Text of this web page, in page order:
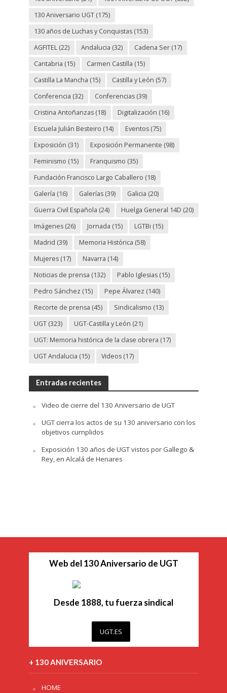
130 Aniversario UGT(175)
130 años de Luchas y Conquistas(153)
AGFITEL(22) Andalucia (32) Cadena Ser(17)
Cantabria (15) Carmen Castilla (15)
Castilla La Mancha (15) Castilla y León (57)
Conferencia (32) Conferencias(39)
Cristina Antoñanzas(18) Digitalización (16)
Escuela Julián Besteiro (14) Eventos(75)
Exposición (31) Exposición Permanente (98)
Feminismo (15) Franquismo (35)
Fundación Francisco Largo Caballero (18)
Galería (16) Galerías(39) Galicia (20)
Guerra Civil Española (24) Huelga General 14D (20)
Imágenes(26) Jornada (15) LGTBi (15)
Madrid (39) Memoria Histórica (58)
Mujeres(17) Navarra (14)
Noticias de prensa (132) Pablo Iglesias(15)
Pedro Sánchez (15) Pepe Álvarez (140)
Recorte de prensa (45) Sindicalismo (13)
UGT(323) UGT-Castilla y León (21)
UGT: Memoria histórica de la clase obrera (17)
UGT Andalucia (15) Videos(17)
Entradas recientes
Video de cierre del 130 Aniversario de UGT
UGT cierra los actos de su 130 aniversario con los
objetivos cumplidos
Exposición 130 años de UGT vistos por Gallego &
Rey, en Alcalá de Henares
Web del 130 Aniversario de UGT
Desde 1888, tu fuerza sindical
UGT.ES
+ 130 ANIVERSARIO
HOME